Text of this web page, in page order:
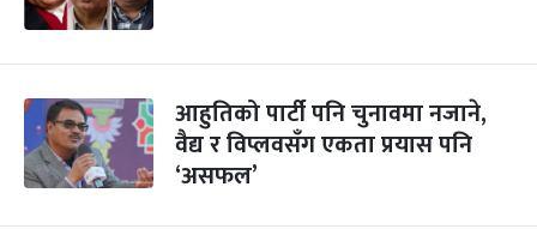
आहुतिको पार्टी पनि चुनावमा नजाने,
वैद्य र विप्लवसँग एकता प्रयास पनि
‘असफल’